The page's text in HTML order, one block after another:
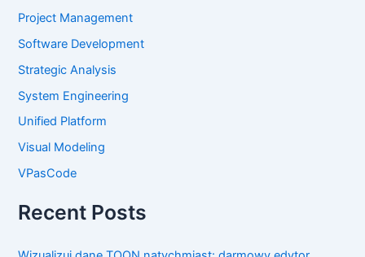
Project Management
Software Development
Strategic Analysis
System Engineering
Unified Platform
Visual Modeling
VPasCode
Recent Posts